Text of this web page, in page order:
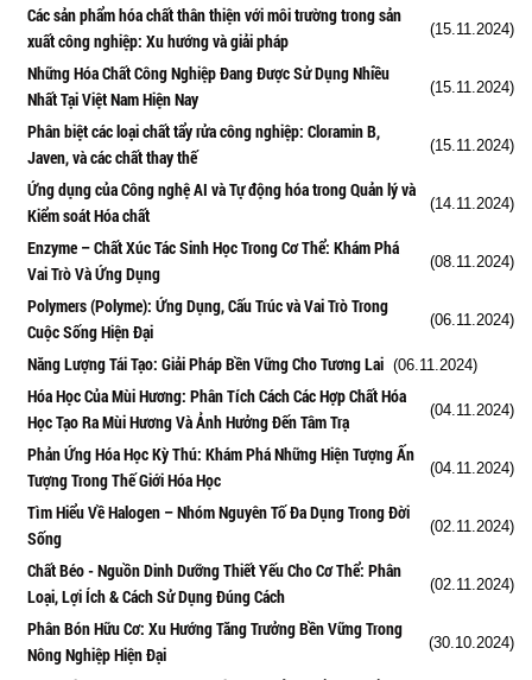
Các sản phẩm hóa chất thân thiện với môi trường trong sản
xuất công nghiệp: Xu hướng và giải pháp
(15.11.2024)
Những Hóa Chất Công Nghiệp Đang Được Sử Dụng Nhiều
Nhất Tại Việt Nam Hiện Nay
(15.11.2024)
Phân biệt các loại chất tẩy rửa công nghiệp: Cloramin B,
Javen, và các chất thay thế
(15.11.2024)
Ứng dụng của Công nghệ AI và Tự động hóa trong Quản lý và
Kiểm soát Hóa chất
(14.11.2024)
Enzyme – Chất Xúc Tác Sinh Học Trong Cơ Thể: Khám Phá
Vai Trò Và Ứng Dụng
(08.11.2024)
Polymers (Polyme): Ứng Dụng, Cấu Trúc và Vai Trò Trong
Cuộc Sống Hiện Đại
(06.11.2024)
Năng Lượng Tái Tạo: Giải Pháp Bền Vững Cho Tương Lai (06.11.2024)
Hóa Học Của Mùi Hương: Phân Tích Cách Các Hợp Chất Hóa
Học Tạo Ra Mùi Hương Và Ảnh Hưởng Đến Tâm Trạ
(04.11.2024)
Phản Ứng Hóa Học Kỳ Thú: Khám Phá Những Hiện Tượng Ấn
Tượng Trong Thế Giới Hóa Học
(04.11.2024)
Tìm Hiểu Về Halogen – Nhóm Nguyên Tố Đa Dụng Trong Đời
Sống
(02.11.2024)
Chất Béo - Nguồn Dinh Dưỡng Thiết Yếu Cho Cơ Thể: Phân
Loại, Lợi Ích & Cách Sử Dụng Đúng Cách
(02.11.2024)
Phân Bón Hữu Cơ: Xu Hướng Tăng Trưởng Bền Vững Trong
Nông Nghiệp Hiện Đại
(30.10.2024)